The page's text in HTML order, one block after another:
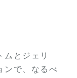
ムとジェリ
ンで、なるべ